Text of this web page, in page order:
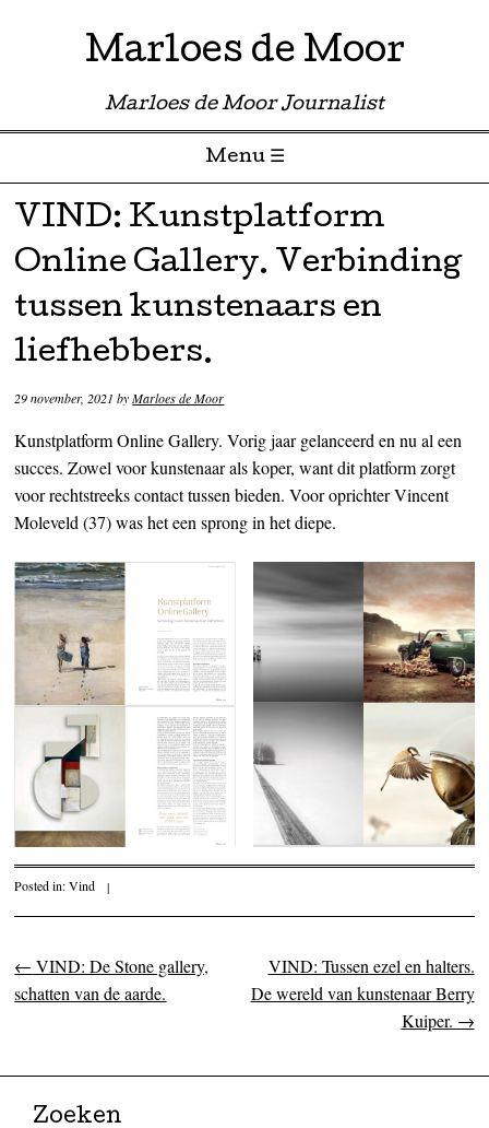
Marloes de Moor
Marloes de Moor Journalist
Menu ☰
Skip to content
VIND: Kunstplatform
Online Gallery. Verbinding
tussen kunstenaars en
liefhebbers.
29 november, 2021 byMarloes de Moor
Kunstplatform Online Gallery. Vorig jaar gelanceerd en nu al een
succes. Zowel voor kunstenaar als koper, want dit platform zorgt
voor rechtstreeks contact tussen bieden. Voor oprichter Vincent
Moleveld (37) was het een sprong in het diepe.
Posted in:Vind |
Post navigation
← VIND: De Stone gallery,
schatten van de aarde.
VIND: Tussen ezel en halters.
De wereld van kunstenaar Berry
Kuiper. →
Zoeken